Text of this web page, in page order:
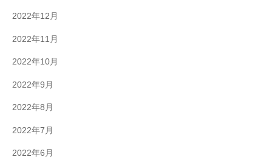
2022年12月
2022年11月
2022年10月
2022年9月
2022年8月
2022年7月
2022年6月